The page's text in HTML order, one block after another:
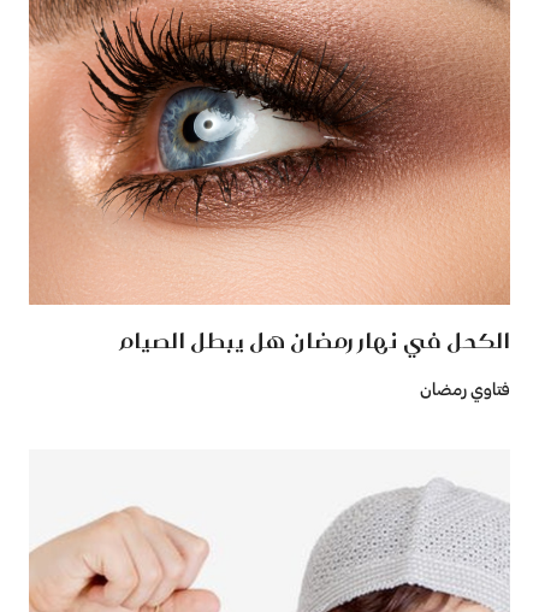
الكحل في نهار رمضان هل يبطل الصيام
فتاوي رمضان